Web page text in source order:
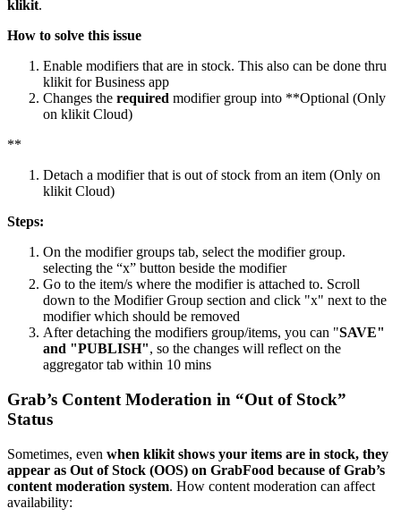
klikit.
How to solve this issue
Enable modifiers that are in stock. This also can be done thru
klikit for Business app
Changes the required modifier group into **Optional (Only
on klikit Cloud)
**
Detach a modifier that is out of stock from an item (Only on
klikit Cloud)
Steps:
On the modifier groups tab, select the modifier group.
selecting the “x” button beside the modifier
Go to the item/s where the modifier is attached to. Scroll
down to the Modifier Group section and click "x" next to the
modifier which should be removed
After detaching the modifiers group/items, you can "SAVE"
and "PUBLISH", so the changes will reflect on the
aggregator tab within 10 mins
Grab’s Content Moderation in “Out of Stock”
Status
Sometimes, even when klikit shows your items are in stock, they
appear as Out of Stock (OOS) on GrabFood because of Grab’s
content moderation system. How content moderation can affect
availability: